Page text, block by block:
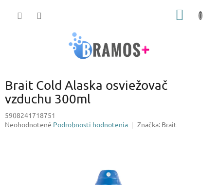
Brait Cold Alaska osviežovač
vzduchu 300ml
5908241718751
Priemerné
Neohodnotené Podrobnosti hodnotenia Značka: Brait